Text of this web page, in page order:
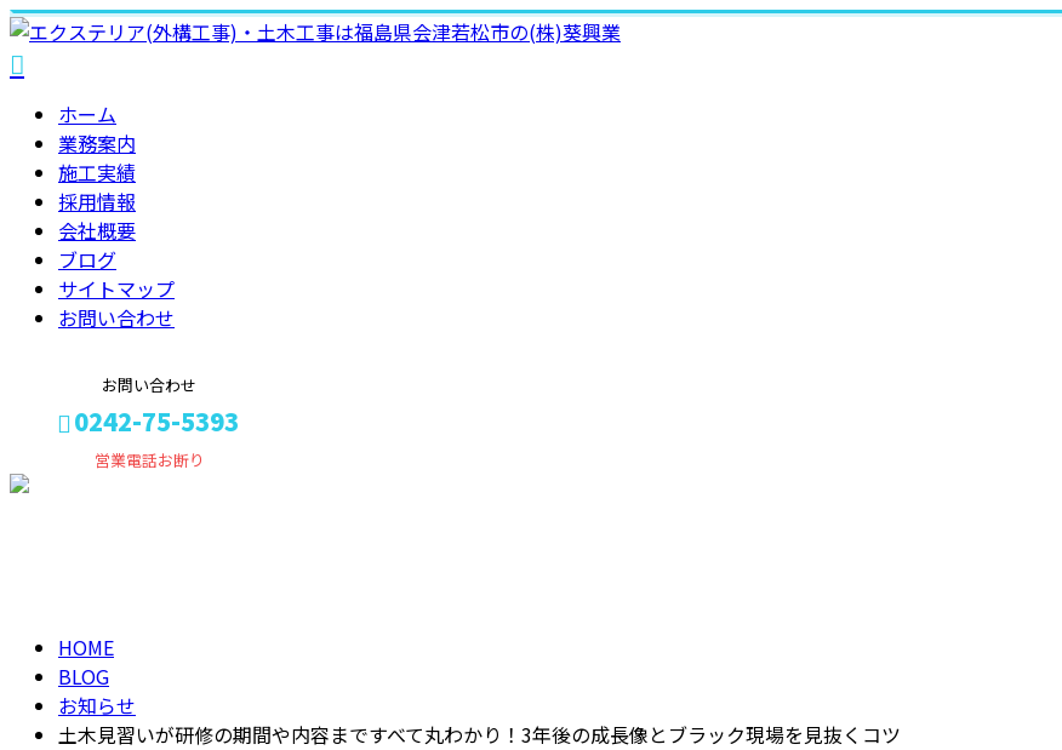
ホーム
業務案内
施工実績
採用情報
会社概要
ブログ
サイトマップ
お問い合わせ
お問い合わせ
0242-75-5393
営業電話お断り
HOME
BLOG
お知らせ
土木見習いが研修の期間や内容まですべて丸わかり！3年後の成長像とブラック現場を見抜くコツ